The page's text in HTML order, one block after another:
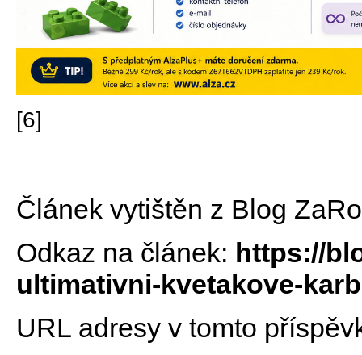
[6]
Článek vytištěn z Blog
Odkaz na článek: https://
ultimativni-kvetakove-
URL adresy v tomto